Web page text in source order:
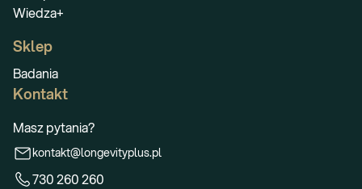
Wiedza+
Sklep
Badania
Kontakt
Masz pytania?
kontakt@longevityplus.pl
730 260 260